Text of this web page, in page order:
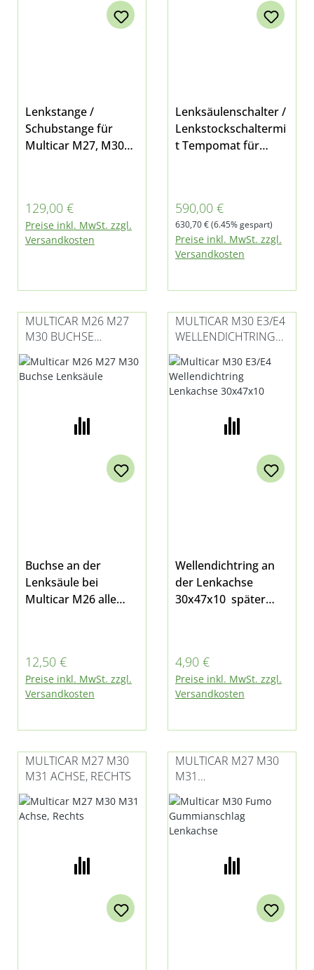
Fahrzeuges immer
achsweise ersetzt
Lenkstange /
Schubstange für
Multicar M27, M30
Regulärer Preis:
129,00 €
Preise inkl. MwSt. zzgl.
Versandkosten
Lenksäulenschalter /
Lenkstockschaltermi
t Tempomat für
Verkaufspreis:
590,00 €
Regulärer Preis:
630,70 €(6.45% gespart)
Preise inkl. MwSt. zzgl.
Versandkosten
MULTICAR M26 M27
M30 BUCHSE
LENKSÄULE
Buchse an der
Lenksäule bei
Multicar M26 alle
Regulärer Preis:
12,50 €
Preise inkl. MwSt. zzgl.
Versandkosten
MULTICAR M30 E3/E4
WELLENDICHTRING
LENKACHSE
30X47X10
Wellendichtring an
der Lenkachse
30x47x10 später
E3 und E4
Regulärer Preis:
4,90 €
Preise inkl. MwSt. zzgl.
Versandkosten
MULTICAR M27 M30
M31 ACHSE, RECHTS
MULTICAR M27 M30
M31
GUMMIANSCHLAG
DREIECKLENKER